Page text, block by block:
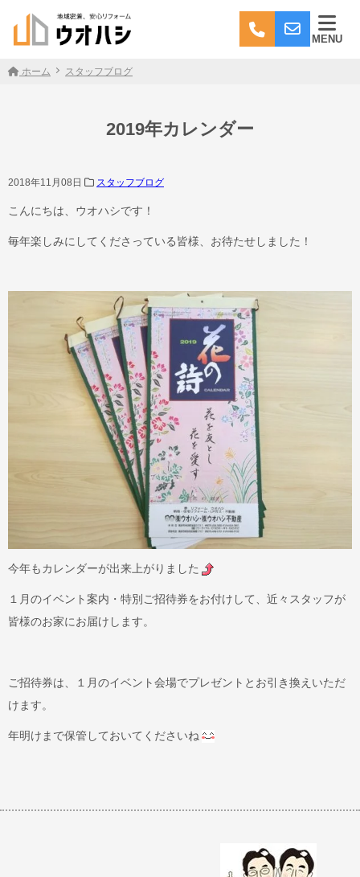
MENU
ホーム スタッフブログ
2019年カレンダー
2018年11月08日 スタッフブログ
こんにちは、ウオハシです！
毎年楽しみにしてくださっている皆様、お待たせしました！
今年もカレンダーが出来上がりました
１月のイベント案内・特別ご招待券をお付けして、近々スタッフが
皆様のお家にお届けします。
ご招待券は、１月のイベント会場でプレゼントとお引き換えいただ
けます。
年明けまで保管しておいてくださいね